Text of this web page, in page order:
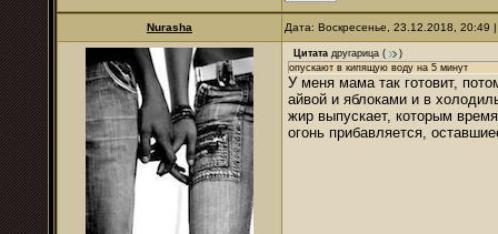
Nurаsha Дата: Воскресенье, 23.12.2018,
Цитата другарица (
)
опускают в кипящую воду на 5 минут
У меня мама так готовит,
айвой и яблоками и в
жир выпускает, которым
огонь прибавляется,